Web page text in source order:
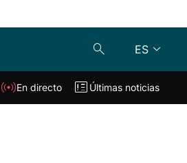
ES
Klisk En directo
En directo Últimas noticias